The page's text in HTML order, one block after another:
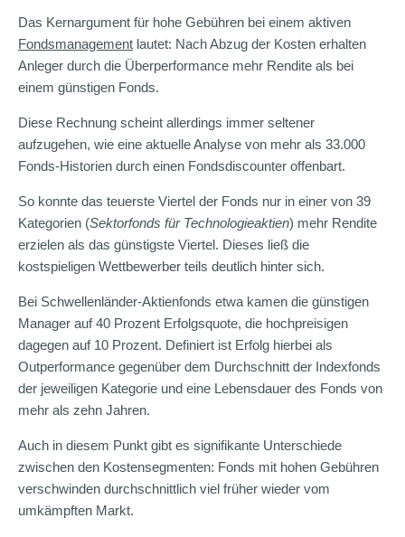
Das Kernargument für hohe Gebühren bei einem aktiven
Fondsmanagement lautet: Nach Abzug der Kosten erhalten
Anleger durch die Überperformance mehr Rendite als bei
einem günstigen Fonds.
Diese Rechnung scheint allerdings immer seltener
aufzugehen, wie eine aktuelle Analyse von mehr als 33.000
Fonds-Historien durch einen Fondsdiscounter offenbart.
So konnte das teuerste Viertel der Fonds nur in einer von 39
Kategorien (Sektorfonds für Technologieaktien) mehr Rendite
erzielen als das günstigste Viertel. Dieses ließ die
kostspieligen Wettbewerber teils deutlich hinter sich.
Bei Schwellenländer-Aktienfonds etwa kamen die günstigen
Manager auf 40 Prozent Erfolgsquote, die hochpreisigen
dagegen auf 10 Prozent. Definiert ist Erfolg hierbei als
Outperformance gegenüber dem Durchschnitt der Indexfonds
der jeweiligen Kategorie und eine Lebensdauer des Fonds von
mehr als zehn Jahren.
Auch in diesem Punkt gibt es signifikante Unterschiede
zwischen den Kostensegmenten: Fonds mit hohen Gebühren
verschwinden durchschnittlich viel früher wieder vom
umkämpften Markt.